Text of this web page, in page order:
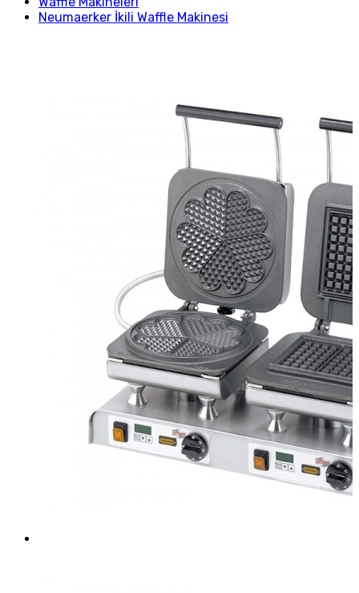
Neumaerker İkili Waffle Makinesi